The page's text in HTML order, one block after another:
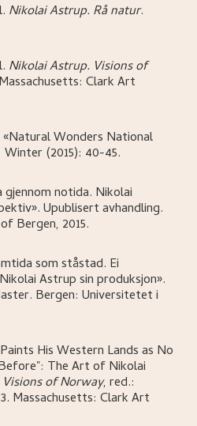
. Nikolai Astrup. Rå natur.
. Nikolai Astrup. Visions of
Clark Art
«Natural Wonders National
(2015): 40-45.
gjennom notida. Nikolai
.Upublisert avhandling.
Bergen, 2015.
som ståstad. Ei
Astrup sin produksjon».
Bergen: Universitetet i
His Western Lands as No
The Art of Nikolai
of Norway, red.:
Massachusetts: Clark Art